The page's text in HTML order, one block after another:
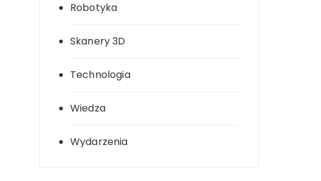
Robotyka
Skanery 3D
Technologia
Wiedza
Wydarzenia